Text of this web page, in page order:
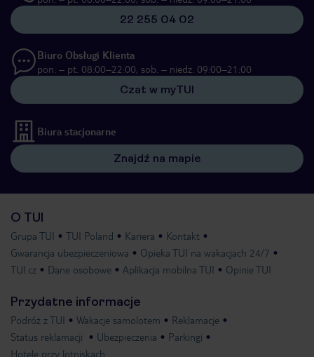
22 255 04 02
Biuro Obsługi Klienta
pon. – pt. 08:00–22:00, sob. – niedz. 09:00–21:00
Czat w myTUI
Biura stacjonarne
Znajdź na mapie
O TUI
Grupa TUI TUI Poland Kariera
Kontakt
Gwarancja ubezpieczeniowa
Opieka TUI na wakacjach 24/7
TUI.cz
Dane osobowe Aplikacja mobilna TUI Opinie TUI
Przydatne informacje
Podróż z TUI Wakacje samolotem
Reklamacje
Status reklamacji
Ubezpieczenia
Parkingi
Hotele przy lotniskach